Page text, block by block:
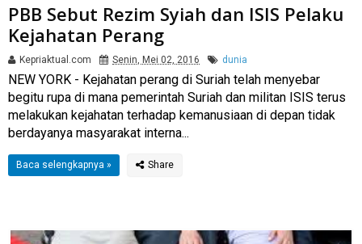
PBB Sebut Rezim Syiah dan ISIS Pelaku
Kejahatan Perang
Kepriaktual.com Senin, Mei 02, 2016 dunia
NEW YORK - Kejahatan perang di Suriah telah menyebar
begitu rupa di mana pemerintah Suriah dan militan ISIS terus
melakukan kejahatan terhadap kemanusiaan di depan tidak
berdayanya masyarakat interna...
Baca selengkapnya »